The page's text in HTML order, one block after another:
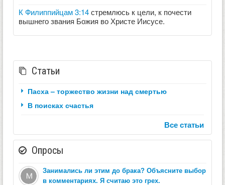
К Филиппийцам 3:14стремлюсь к цели, к почести
вышнего звания Божия во Христе Иисусе.
Статьи
Пасха – торжество жизни над смертью
В поисках счастья
Все статьи
Опросы
Занимались ли этим до брака? Объясните выбор
в комментариях. Я считаю это грех.